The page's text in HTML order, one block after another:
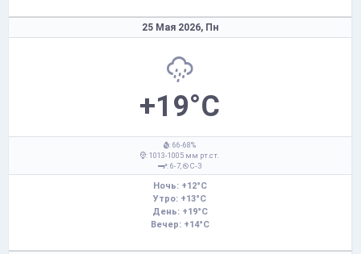
25 Мая 2026, Пн
+19°C
: 66-68%
: 1013-1005 мм рт.ст.
: 6-7,
С-З
Ночь: +12°C
Утро: +13°C
День: +19°C
Вечер: +14°C